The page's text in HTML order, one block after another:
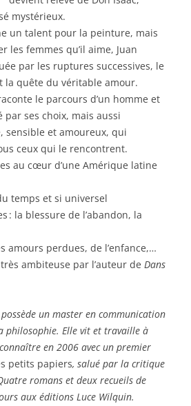
mystérieux.
un talent pour la peinture, mais
les femmes qu’il aime, Juan
par les ruptures successives, le
la quête du véritable amour.
le parcours d’un homme et
par ses choix, mais aussi
sensible et amoureux, qui
ceux qui le rencontrent.
au cœur d’une Amérique latine
temps et si universel
: la blessure de l’abandon, la
amours perdues, de l’enfance,…
ambiteuse par l’auteur de Dans
un master en communication
philosophie. Elle vit et travaille à
en 2006 avec un premier
petits papiers, salué par la critique
romans et deux recueils de
aux éditions Luce Wilquin.